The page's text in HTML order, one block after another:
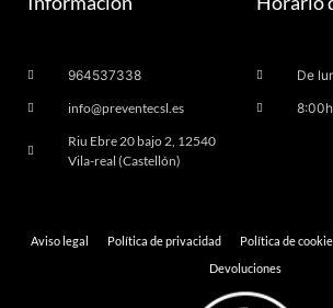
964537338
info@preventecsl.es
Riu Ebre 20 bajo 2, 12540
Vila-real (Castellón)
De
Aviso legal Política de privacidad Política de
Devoluciones